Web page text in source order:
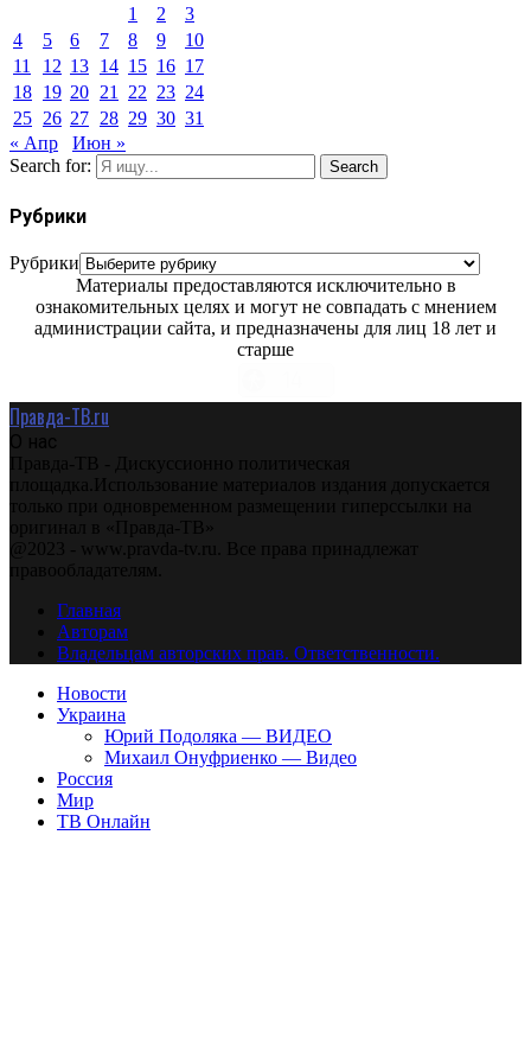
1
2
3
4
5 6 7 8 9
10
11
12 13 14 15 16 17
18 19 20 21 22 23 24
25 26 27 28 29 30 31
« Апр
Июн »
Search for:
Search
Рубрики
Рубрики
Материалы предоставляются исключительно в
ознакомительных целях и могут не совпадать с мнением
администрации сайта, и предназначены для лиц 18 лет и
старше
Правда-ТВ.ru
О нас
Правда-ТВ - Дискуссионно политическая
площадка.Использование материалов издания допускается
только при одновременном размещении гиперссылки на
оригинал в «Правда-ТВ»
@2023 - www.pravda-tv.ru. Все права принадлежат
правообладателям.
Главная
Авторам
Владельцам авторских прав. Ответственности.
Новости
Украина
Юрий Подоляка — ВИДЕО
Михаил Онуфриенко — Видео
Россия
Мир
ТВ Онлайн